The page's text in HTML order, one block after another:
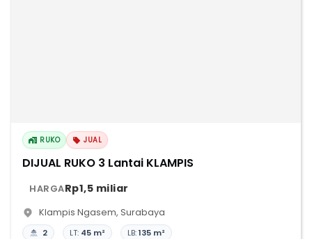
RUKO JUAL
DIJUAL RUKO 3 Lantai KLAMPIS
HARGARp1,5 miliar
Klampis Ngasem, Surabaya
2 LT: 45 m² LB:135 m²